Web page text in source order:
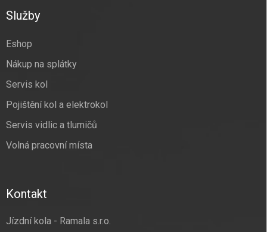
Služby
Eshop
Nákup na splátky
Servis kol
Pojištění kol a elektrokol
Servis vidlic a tlumičů
Volná pracovní místa
Kontakt
Jízdní kola - Ramala s.r.o.